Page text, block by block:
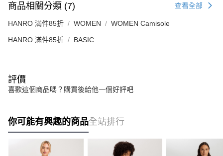
商品相關分類 (7) 查看全部
HANRO 滿件85折 WOMEN WOMEN Camisole
HANRO 滿件85折 BASIC
評價
喜歡這個商品嗎？購買後給他一個好評吧
你可能有興趣的商品全站排行